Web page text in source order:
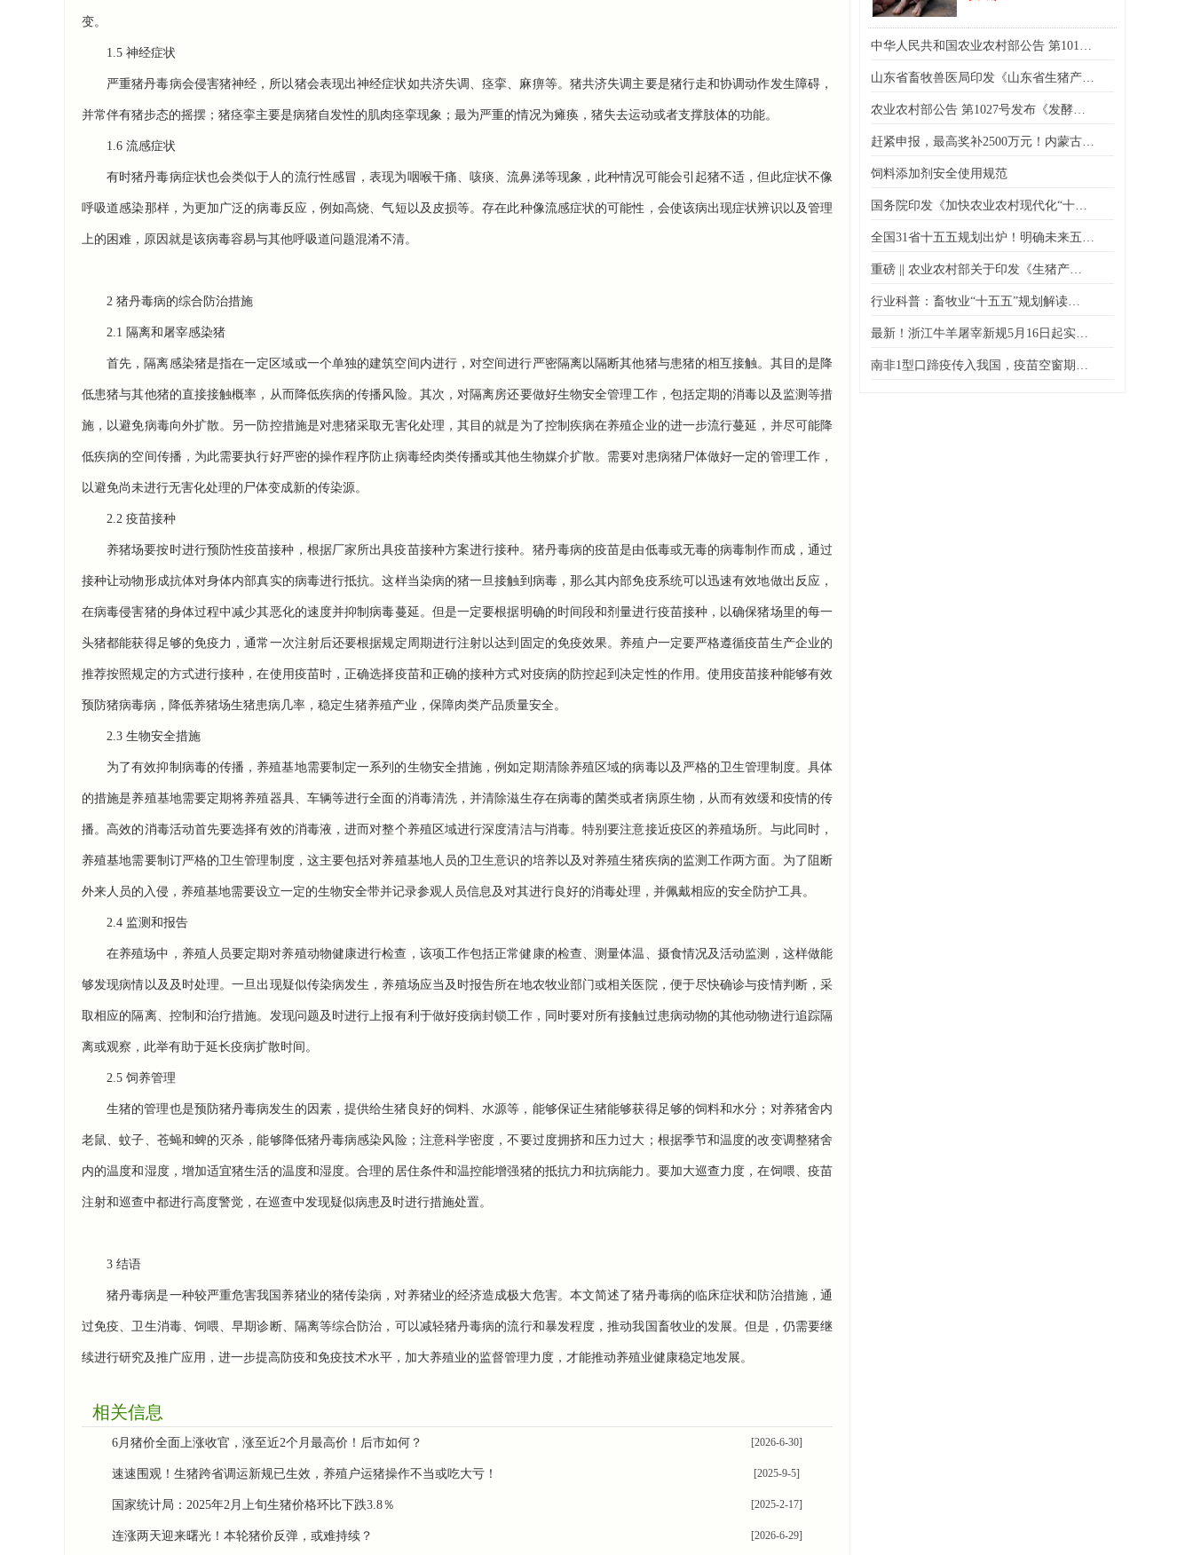
变。
1.5 神经症状
严重猪丹毒病会侵害猪神经，所以猪会表现出神经症状如共济失调、痉挛、麻痹等。猪共济失调主要是猪行走和协调动作发生障碍，
并常伴有猪步态的摇摆；猪痉挛主要是病猪自发性的肌肉痉挛现象；最为严重的情况为瘫痪，猪失去运动或者支撑肢体的功能。
1.6 流感症状
有时猪丹毒病症状也会类似于人的流行性感冒，表现为咽喉干痛、咳痰、流鼻涕等现象，此种情况可能会引起猪不适，但此症状不像
呼吸道感染那样，为更加广泛的病毒反应，例如高烧、气短以及皮损等。存在此种像流感症状的可能性，会使该病出现症状辨识以及管理
上的困难，原因就是该病毒容易与其他呼吸道问题混淆不清。
2 猪丹毒病的综合防治措施
2.1 隔离和屠宰感染猪
首先，隔离感染猪是指在一定区域或一个单独的建筑空间内进行，对空间进行严密隔离以隔断其他猪与患猪的相互接触。其目的是降
低患猪与其他猪的直接接触概率，从而降低疾病的传播风险。其次，对隔离房还要做好生物安全管理工作，包括定期的消毒以及监测等措
施，以避免病毒向外扩散。另一防控措施是对患猪采取无害化处理，其目的就是为了控制疾病在养殖企业的进一步流行蔓延，并尽可能降
低疾病的空间传播，为此需要执行好严密的操作程序防止病毒经肉类传播或其他生物媒介扩散。需要对患病猪尸体做好一定的管理工作，
以避免尚未进行无害化处理的尸体变成新的传染源。
2.2 疫苗接种
养猪场要按时进行预防性疫苗接种，根据厂家所出具疫苗接种方案进行接种。猪丹毒病的疫苗是由低毒或无毒的病毒制作而成，通过
接种让动物形成抗体对身体内部真实的病毒进行抵抗。这样当染病的猪一旦接触到病毒，那么其内部免疫系统可以迅速有效地做出反应，
在病毒侵害猪的身体过程中减少其恶化的速度并抑制病毒蔓延。但是一定要根据明确的时间段和剂量进行疫苗接种，以确保猪场里的每一
头猪都能获得足够的免疫力，通常一次注射后还要根据规定周期进行注射以达到固定的免疫效果。养殖户一定要严格遵循疫苗生产企业的
推荐按照规定的方式进行接种，在使用疫苗时，正确选择疫苗和正确的接种方式对疫病的防控起到决定性的作用。使用疫苗接种能够有效
预防猪病毒病，降低养猪场生猪患病几率，稳定生猪养殖产业，保障肉类产品质量安全。
2.3 生物安全措施
为了有效抑制病毒的传播，养殖基地需要制定一系列的生物安全措施，例如定期清除养殖区域的病毒以及严格的卫生管理制度。具体
的措施是养殖基地需要定期将养殖器具、车辆等进行全面的消毒清洗，并清除滋生存在病毒的菌类或者病原生物，从而有效缓和疫情的传
播。高效的消毒活动首先要选择有效的消毒液，进而对整个养殖区域进行深度清洁与消毒。特别要注意接近疫区的养殖场所。与此同时，
养殖基地需要制订严格的卫生管理制度，这主要包括对养殖基地人员的卫生意识的培养以及对养殖生猪疾病的监测工作两方面。为了阻断
外来人员的入侵，养殖基地需要设立一定的生物安全带并记录参观人员信息及对其进行良好的消毒处理，并佩戴相应的安全防护工具。
2.4 监测和报告
在养殖场中，养殖人员要定期对养殖动物健康进行检查，该项工作包括正常健康的检查、测量体温、摄食情况及活动监测，这样做能
够发现病情以及及时处理。一旦出现疑似传染病发生，养殖场应当及时报告所在地农牧业部门或相关医院，便于尽快确诊与疫情判断，采
取相应的隔离、控制和治疗措施。发现问题及时进行上报有利于做好疫病封锁工作，同时要对所有接触过患病动物的其他动物进行追踪隔
离或观察，此举有助于延长疫病扩散时间。
2.5 饲养管理
生猪的管理也是预防猪丹毒病发生的因素，提供给生猪良好的饲料、水源等，能够保证生猪能够获得足够的饲料和水分；对养猪舍内
老鼠、蚊子、苍蝇和蜱的灭杀，能够降低猪丹毒病感染风险；注意科学密度，不要过度拥挤和压力过大；根据季节和温度的改变调整猪舍
内的温度和湿度，增加适宜猪生活的温度和湿度。合理的居住条件和温控能增强猪的抵抗力和抗病能力。要加大巡查力度，在饲喂、疫苗
注射和巡查中都进行高度警觉，在巡查中发现疑似病患及时进行措施处置。
3 结语
猪丹毒病是一种较严重危害我国养猪业的猪传染病，对养猪业的经济造成极大危害。本文简述了猪丹毒病的临床症状和防治措施，通
过免疫、卫生消毒、饲喂、早期诊断、隔离等综合防治，可以减轻猪丹毒病的流行和暴发程度，推动我国畜牧业的发展。但是，仍需要继
续进行研究及推广应用，进一步提高防疫和免疫技术水平，加大养殖业的监督管理力度，才能推动养殖业健康稳定地发展。
相关信息
6月猪价全面上涨收官，涨至近2个月最高价！后市如何？ [2026-6-30]
速速围观！生猪跨省调运新规已生效，养殖户运猪操作不当或吃大亏！ [2025-9-5]
国家统计局：2025年2月上旬生猪价格环比下跌3.8％ [2025-2-17]
连涨两天迎来曙光！本轮猪价反弹，或难持续？ [2026-6-29]
中华人民共和国农业农村部公告 第101…
山东省畜牧兽医局印发《山东省生猪产…
农业农村部公告 第1027号发布《发酵…
赶紧申报，最高奖补2500万元！内蒙古…
饲料添加剂安全使用规范
国务院印发《加快农业农村现代化“十…
全国31省十五五规划出炉！明确未来五…
重磅 || 农业农村部关于印发《生猪产…
行业科普：畜牧业“十五五”规划解读…
最新！浙江牛羊屠宰新规5月16日起实…
南非1型口蹄疫传入我国，疫苗空窗期…